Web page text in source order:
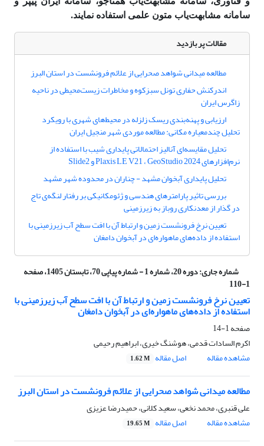
سامانه مشابهت‌یاب متون علمی استفاده نمایند.
مقالات پر بازدید
مطالعه میدانی شواهد صحرایی از علائم فرونشست در استان البرز
اندرکنش حفاری تونل سبزکوه و مخاطرات زیست‌محیطی در ناحیه
زاگرس ایران
ارزیابی و پهنه‌بندی ریسک زلزله در محیط‌های شهری با رویکرد
تحلیل چندمعیاره مکانی: مطالعه موردی شهر منجیل ایران
تحلیل مقایسه‌ای آنالیز احتمالاتی پایداری شیب با استفاده از
نرم‌افزارهای Plaxis LE V21 ، GeoStudio 2024 و Slide2
تحلیل پایداری آبخوان مشهد - چناران در محدوده شهر مشهد
بررسی تاثیر پارامترهای هندسی و ژئومکانیکی بر رفتار لنگه‌ی تاج
در گذار از معدنکاری روباز به زیرزمینی
تعیین نرخ فرونشست زمین و ارتباط آن با افت سطح آب زیرزمینی با
استفاده از داده‌های ماهواره‌ای در آبخوان دامغان
شماره جاری: دوره 20، شماره 1 - شماره پیاپی 70، تابستان 1405، صفحه
1-110
تعیین نرخ فرونشست زمین و ارتباط آن با افت سطح آب زیرزمینی با
استفاده از داده‌های ماهواره‌ای در آبخوان دامغان
صفحه1-14
اکرم السادات قدمی، هوشنگ خیری، ابراهیم رحیمی
مشاهده مقاله
اصل مقاله 1.62 M
مطالعه میدانی شواهد صحرایی از علائم فرونشست در استان البرز
علی قنبری، محمد نخعی، سعید کلانی، حمیدرضا عزیزی
مشاهده مقاله
اصل مقاله 19.65 M